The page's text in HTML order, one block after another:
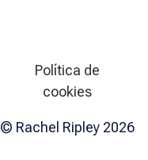
Política de
cookies
© Rachel Ripley 2026